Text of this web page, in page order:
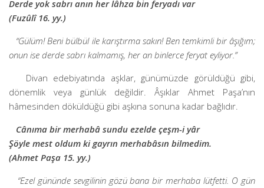
Derde yok sabrı anın her lâhza bin feryadı var
(Fuzûlî 16. yy.)
“Gülüm! Beni bülbül ile karıştırma sakın! Ben temkimli bir âşığım;
onun ise derde sabrı kalmamış, her an binlerce feryat eyliyor.”
Divan edebiyatında aşklar, günümüzde görüldüğü gibi,
dönemlik veya günlük değildir. Âşıklar Ahmet Paşa’nın
hâmesinden döküldüğü gibi aşkına sonuna kadar bağlıdır.
Cânıma bir merhabâ sundu ezelde çeşm-i yâr
Şöyle mest oldum ki gayrın merhabâsın bilmedim.
(Ahmet Paşa 15. yy.)
“Ezel gününde sevgilinin gözü bana bir merhaba lütfetti. O gün